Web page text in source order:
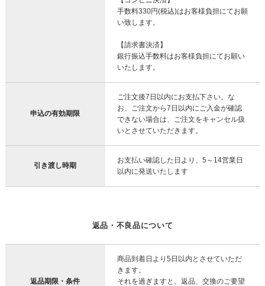
手数料330円(税込)はお客様負担にてお願
い致します。
【請求書決済】
銀行振込手数料はお客様負担にてお願い
いたします。
申込の有効期限
ご注文後7日以内にお支払下さい。な
お、ご注文から7日以内にご入金が確認
できない場合は、ご注文をキャンセル扱
いとさせていただきます。
引き渡し時期
お支払い確認した日より、5～14営業日
以内に発送いたします
返品・不良品について
返品期限・条件
商品到着日より5日以内とさせていただ
きます。
それを過ぎますと、返品、交換のご要望